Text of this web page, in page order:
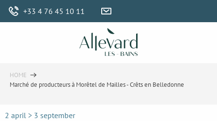
Aller
+33 4 76 45 10 11
HOME
Marché de producteurs à Morêtel de Mailles - Crêts en Belledonne
2 april > 3 september